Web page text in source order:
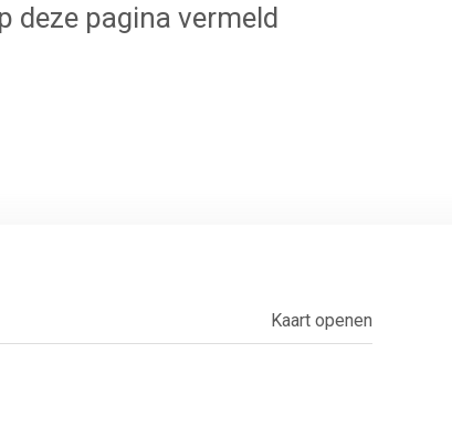
deze pagina vermeld
Kaart openen